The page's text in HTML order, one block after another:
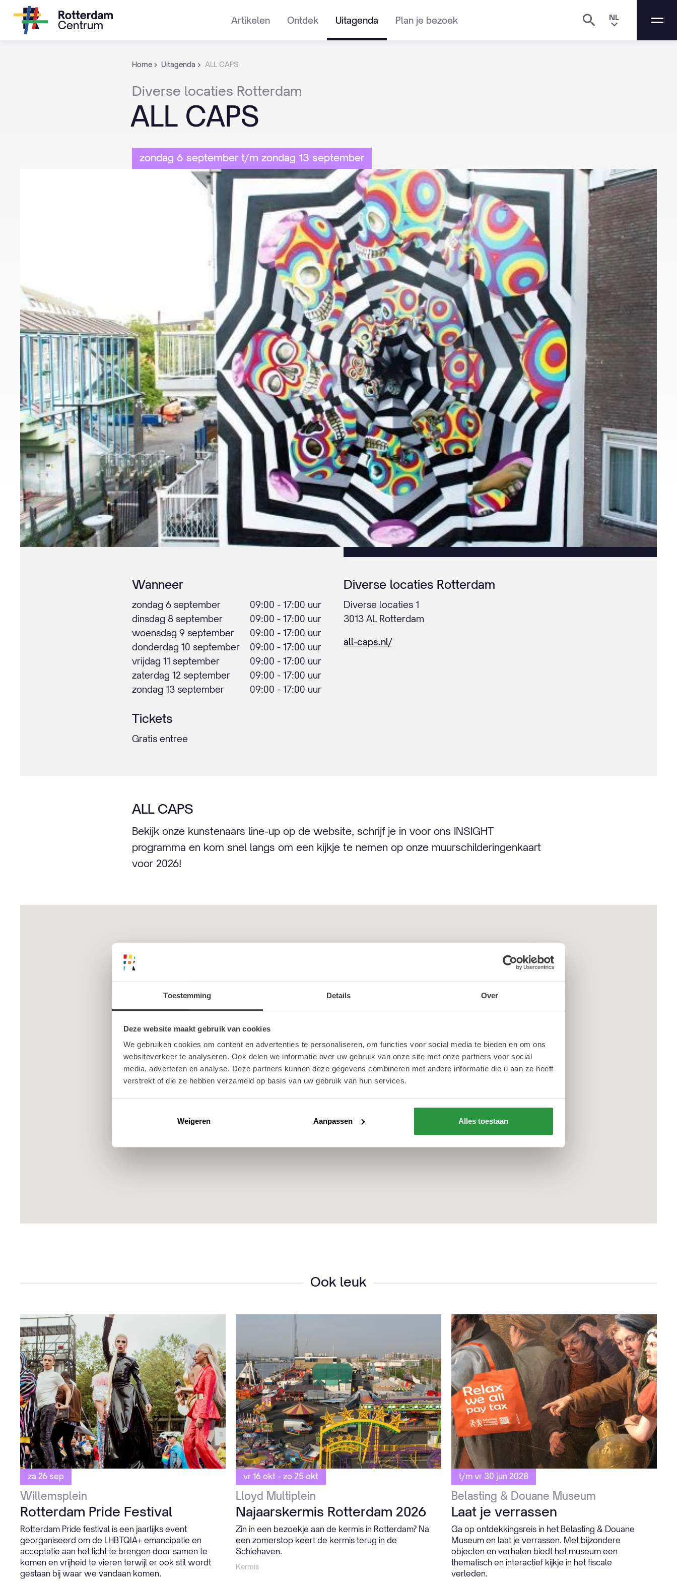
Toestemming Details Over
Deze website maakt gebruik van cookies
We gebruiken cookies om content en advertenties te personaliseren, om functies voor social media te bieden en om ons
websiteverkeer te analyseren. Ook delen we informatie over uw gebruik van onze site met onze partners voor social
media, adverteren en analyse. Deze partners kunnen deze gegevens combineren met andere informatie die u aan ze heeft
verstrekt of die ze hebben verzameld op basis van uw gebruik van hun services.
Weigeren Aanpassen Alles toestaan
Artikelen Ontdek Uitagenda Plan je bezoek NL
Home Uitagenda ALL CAPS
Diverse locaties Rotterdam
ALL CAPS
zondag 6 september t/m zondag 13 september
Wanneer
zondag 6 september
09:00 - 17:00 uur
dinsdag 8 september
09:00 - 17:00 uur
woensdag 9 september
09:00 - 17:00 uur
donderdag 10 september
09:00 - 17:00 uur
vrijdag 11 september
09:00 - 17:00 uur
zaterdag 12 september
09:00 - 17:00 uur
zondag 13 september
09:00 - 17:00 uur
Tickets
Gratis entree
Diverse locaties Rotterdam
Diverse locaties 1
3013 AL Rotterdam
all-caps.nl/
ALL CAPS
Bekijk onze kunstenaars line-up op de website, schrijf je in voor ons INSIGHT
programma en kom snel langs om een kijkje te nemen op onze muurschilderingenkaart
voor 2026!
Ook leuk
za 26 sep
Willemsplein
Rotterdam Pride Festival
Rotterdam Pride festival is een jaarlijks event
georganiseerd om de LHBTQIA+ emancipatie en
acceptatie aan het licht te brengen door samen te
komen en vrijheid te vieren terwijl er ook stil wordt
gestaan bij waar we vandaan komen.
vr 16 okt - zo 25 okt
Lloyd Multiplein
Najaarskermis Rotterdam 2026
Zin in een bezoekje aan de kermis in Rotterdam? Na
een zomerstop keert de kermis terug in de
Schiehaven.
Kermis
t/m vr 30 jun 2028
Belasting & Douane Museum
Laat je verrassen
Ga op ontdekkingsreis in het Belasting & Douane
Museum en laat je verrassen. Met bijzondere
objecten en verhalen biedt het museum een
thematisch en interactief kijkje in het fiscale
verleden.